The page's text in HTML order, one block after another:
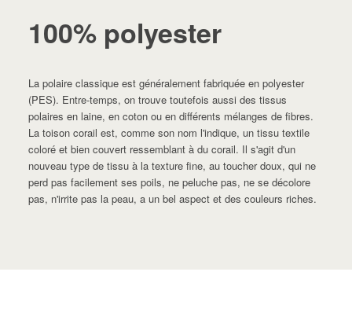
100% polyester
La polaire classique est généralement fabriquée en polyester
(PES). Entre-temps, on trouve toutefois aussi des tissus
polaires en laine, en coton ou en différents mélanges de fibres.
La toison corail est, comme son nom l'indique, un tissu textile
coloré et bien couvert ressemblant à du corail. Il s'agit d'un
nouveau type de tissu à la texture fine, au toucher doux, qui ne
perd pas facilement ses poils, ne peluche pas, ne se décolore
pas, n'irrite pas la peau, a un bel aspect et des couleurs riches.